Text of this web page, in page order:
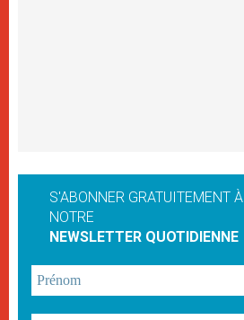
S'ABONNER GRATUITEMENT À
NOTRE
NEWSLETTER QUOTIDIENNE